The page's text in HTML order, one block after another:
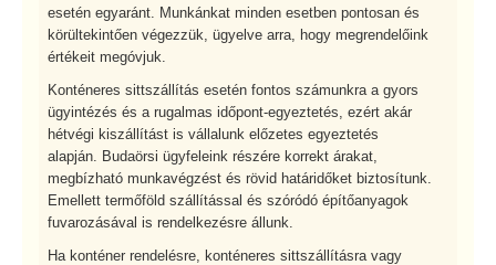
esetén egyaránt. Munkánkat minden esetben pontosan és
körültekintően végezzük, ügyelve arra, hogy megrendelőink
értékeit megóvjuk.
Konténeres sittszállítás esetén fontos számunkra a gyors
ügyintézés és a rugalmas időpont-egyeztetés, ezért akár
hétvégi kiszállítást is vállalunk előzetes egyeztetés
alapján. Budaörsi ügyfeleink részére korrekt árakat,
megbízható munkavégzést és rövid határidőket biztosítunk.
Emellett termőföld szállítással és szóródó építőanyagok
fuvarozásával is rendelkezésre állunk.
Ha konténer rendelésre, konténeres sittszállításra vagy